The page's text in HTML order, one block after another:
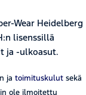
Wear Heidelberg
lisenssillä
ja -ulkoasut.
ja toimituskulutsekä
ole ilmoitettu